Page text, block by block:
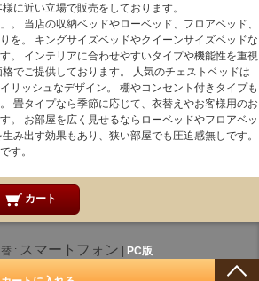
に近い立場で販売をしております。
。 当店の収納ベッドやローベッド、フロアベッド、
を。 キングサイズベッドやクイーンサイズベッドな
。 インテリアに合わせやすいタイプや機能性を重視
でご提供しております。 人気のチェストベッドは
リッシュなデザイン。 棚やコンセント付きタイプも
畳タイプなら季節に応じて、衣替えやお客様用のお
。 お部屋を広く見せるならローベッドやフロアベッ
み出す効果もあり、狭い部屋でも圧迫感無しです。
す。
カート
: スマートフォン PC版
ベッド通販 眠り姫 All Rights Reserved.